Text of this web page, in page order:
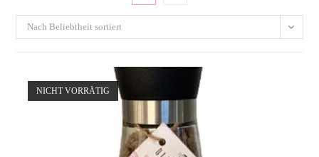
Nach Beliebtheit sortiert
NICHT VORRÄTIG